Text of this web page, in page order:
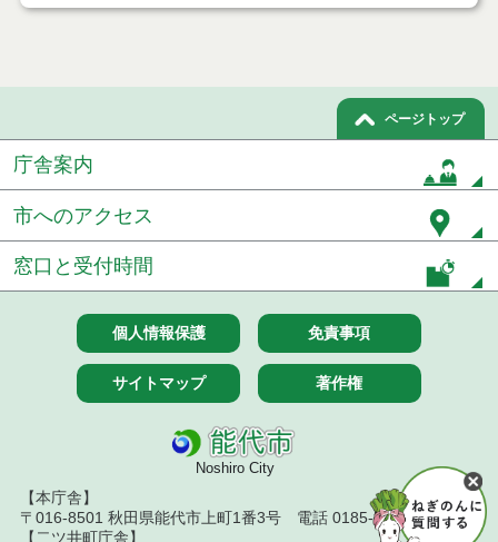
ページトップ
庁舎案内
市へのアクセス
窓口と受付時間
個人情報保護 免責事項
サイトマップ 著作権
Noshiro City
【本庁舎】
〒016-8501 秋田県能代市上町1番3号 電話 0185-52-2111
【二ツ井町庁舎】